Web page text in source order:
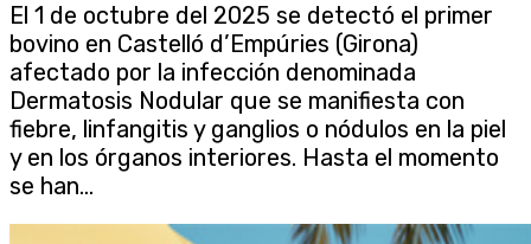
El 1 de octubre del 2025 se detectó el primer
bovino en Castelló d’Empúries (Girona)
afectado por la infección denominada
Dermatosis Nodular que se manifiesta con
fiebre, linfangitis y ganglios o nódulos en la piel
y en los órganos interiores. Hasta el momento
se han...